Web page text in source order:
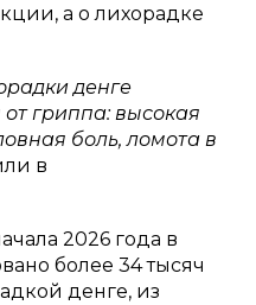
а о лихорадке
денге
гриппа: высокая
боль, ломота в
в
2026 года в
более 34 тысяч
денге, из